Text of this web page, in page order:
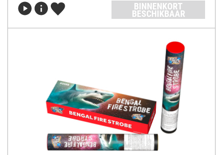
BINNENKORT
BESCHIKBAAR